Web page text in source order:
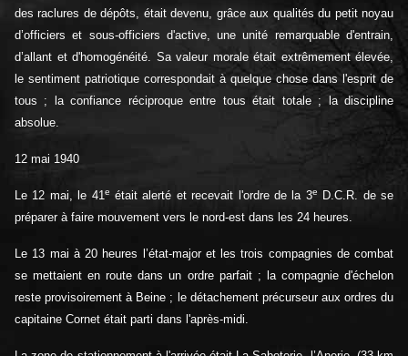
des raclures de dépôts, était devenu, grâce aux qualités du petit noyau
d’officiers et sous-officiers d'active, une unité remarquable d'entrain,
d’allant et d'homogénéité. Sa valeur morale était extrêmement élevée,
le sentiment patriotique correspondait à quelque chose dans l'esprit de
tous ; la confiance réciproque entre tous était totale ; la discipline
absolue.
12 mai 1940
Le 12 mai, le 41e était alerté et recevait l'ordre de la 3e
D.C.R. de se
préparer à faire mouvement vers le nord-est dans les 24 heures.
Le 13 mai à 20 heures l’état-major et les trois compagnies de combat
se mettaient en route dans un ordre parfait ; la compagnie d'échelon
reste provisoirement à Beine ; le détachement précurseur aux ordres du
capitaine Cornet était parti dans l'après-midi.